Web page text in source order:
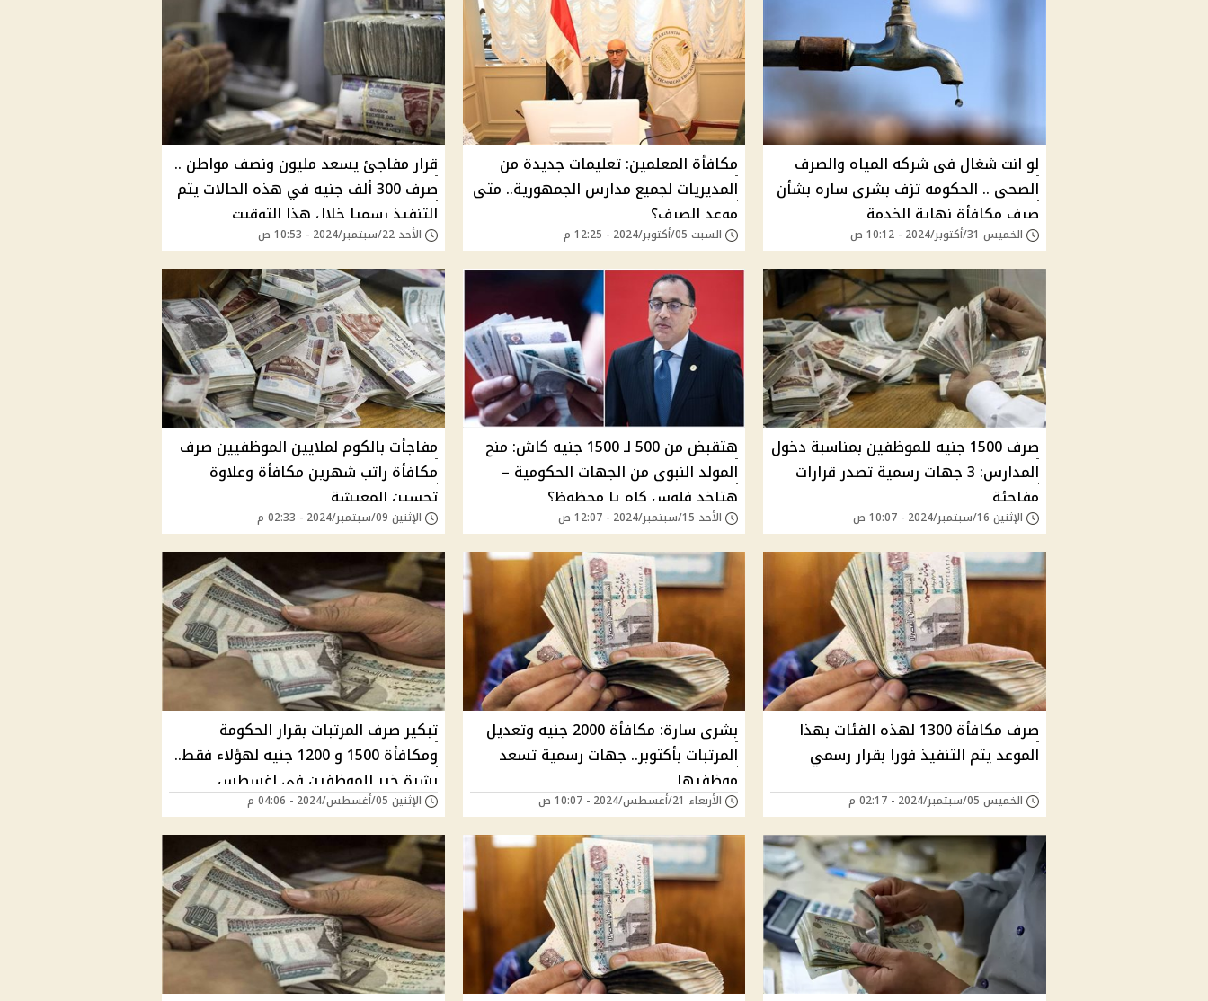
لو انت شغال فى شركه المياه والصرف
الصحى .. الحكومه تزف بشرى ساره بشأن
صرف مكافأة نهاية الخدمة
الخميس 31/أكتوبر/2024 - 10:12 ص
مكافأة المعلمين: تعليمات جديدة من
المديريات لجميع مدارس الجمهورية.. متى
موعد الصرف؟
السبت 05/أكتوبر/2024 - 12:25 م
قرار مفاجئ يسعد مليون ونصف مواطن ..
صرف 300 ألف جنيه في هذه الحالات يتم
التنفيذ رسميا خلال هذا التوقيت
الأحد 22/سبتمبر/2024 - 10:53 ص
صرف 1500 جنيه للموظفين بمناسبة دخول
المدارس: 3 جهات رسمية تصدر قرارات
مفاجئة
الإثنين 16/سبتمبر/2024 - 10:07 ص
هتقبض من 500 لـ 1500 جنيه كاش: منح
المولد النبوي من الجهات الحكومية –
هتاخد فلوس كام يا محظوظ؟
الأحد 15/سبتمبر/2024 - 12:07 ص
مفاجأت بالكوم لملايين الموظفيين صرف
مكافأة راتب شهرين مكافأة وعلاوة
تحسين المعيشة
الإثنين 09/سبتمبر/2024 - 02:33 م
صرف مكافأة 1300 لهذه الفئات بهذا
الموعد يتم التنفيذ فورا بقرار رسمي
الخميس 05/سبتمبر/2024 - 02:17 م
بشرى سارة: مكافأة 2000 جنيه وتعديل
المرتبات بأكتوبر.. جهات رسمية تسعد
موظفيها
الأربعاء 21/أغسطس/2024 - 10:07 ص
تبكير صرف المرتبات بقرار الحكومة
ومكافأة 1500 و 1200 جنيه لهؤلاء فقط..
بشرة خير للموظفين في اغسطس
الإثنين 05/أغسطس/2024 - 04:06 م